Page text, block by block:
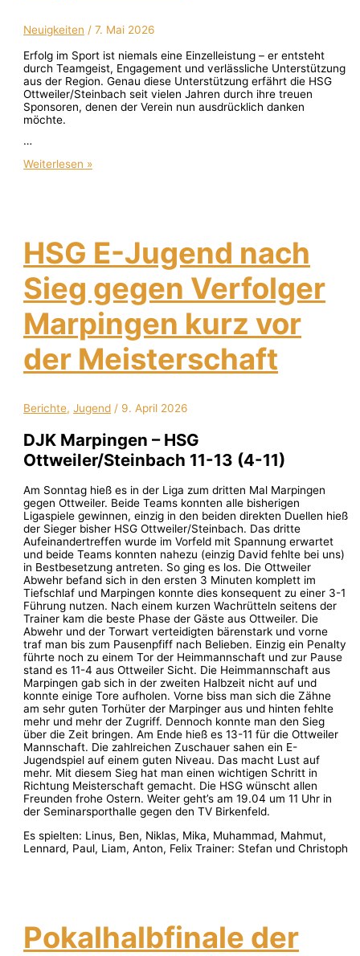
Neuigkeiten /7. Mai 2026
Erfolg im Sport ist niemals eine Einzelleistung – er entsteht
durch Teamgeist, Engagement und verlässliche Unterstützung
aus der Region. Genau diese Unterstützung erfährt die HSG
Ottweiler/Steinbach seit vielen Jahren durch ihre treuen
Sponsoren, denen der Verein nun ausdrücklich danken
möchte.
…
Weiterlesen »
HSG E-Jugend nach
Sieg gegen Verfolger
Marpingen kurz vor
der Meisterschaft
Berichte,Jugend / 9. April 2026
DJK Marpingen – HSG
Ottweiler/Steinbach 11-13 (4-11)
Am Sonntag hieß es in der Liga zum dritten Mal Marpingen
gegen Ottweiler. Beide Teams konnten alle bisherigen
Ligaspiele gewinnen, einzig in den beiden direkten Duellen hieß
der Sieger bisher HSG Ottweiler/Steinbach. Das dritte
Aufeinandertreffen wurde im Vorfeld mit Spannung erwartet
und beide Teams konnten nahezu (einzig David fehlte bei uns)
in Bestbesetzung antreten. So ging es los. Die Ottweiler
Abwehr befand sich in den ersten 3 Minuten komplett im
Tiefschlaf und Marpingen konnte dies konsequent zu einer 3-1
Führung nutzen. Nach einem kurzen Wachrütteln seitens der
Trainer kam die beste Phase der Gäste aus Ottweiler. Die
Abwehr und der Torwart verteidigten bärenstark und vorne
traf man bis zum Pausenpfiff nach Belieben. Einzig ein Penalty
führte noch zu einem Tor der Heimmannschaft und zur Pause
stand es 11-4 aus Ottweiler Sicht. Die Heimmannschaft aus
Marpingen gab sich in der zweiten Halbzeit nicht auf und
konnte einige Tore aufholen. Vorne biss man sich die Zähne
am sehr guten Torhüter der Marpinger aus und hinten fehlte
mehr und mehr der Zugriff. Dennoch konnte man den Sieg
über die Zeit bringen. Am Ende hieß es 13-11 für die Ottweiler
Mannschaft. Die zahlreichen Zuschauer sahen ein E-
Jugendspiel auf einem guten Niveau. Das macht Lust auf
mehr. Mit diesem Sieg hat man einen wichtigen Schritt in
Richtung Meisterschaft gemacht. Die HSG wünscht allen
Freunden frohe Ostern. Weiter geht’s am 19.04 um 11 Uhr in
der Seminarsporthalle gegen den TV Birkenfeld.
Es spielten: Linus, Ben, Niklas, Mika, Muhammad, Mahmut,
Lennard, Paul, Liam, Anton, Felix Trainer: Stefan und Christoph
Pokalhalbfinale der